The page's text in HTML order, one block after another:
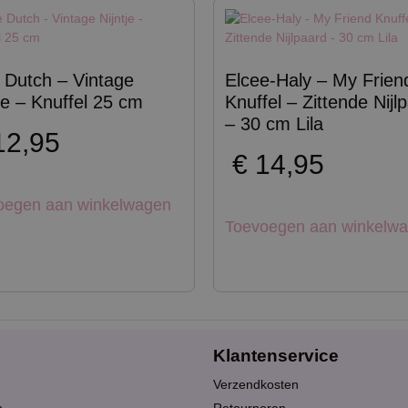
Dutch – Vintage
– Knuffel 25 cm
aan winkelwagen
Elcee-Haly – My
Knuffel – Zittende
– 30 cm Lila
€ 14,95
Toevoegen aan
Klantenservice
Verzendkosten